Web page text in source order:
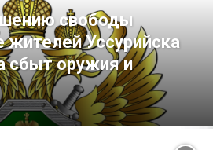
свободы
Уссурийска
сбыт оружия и